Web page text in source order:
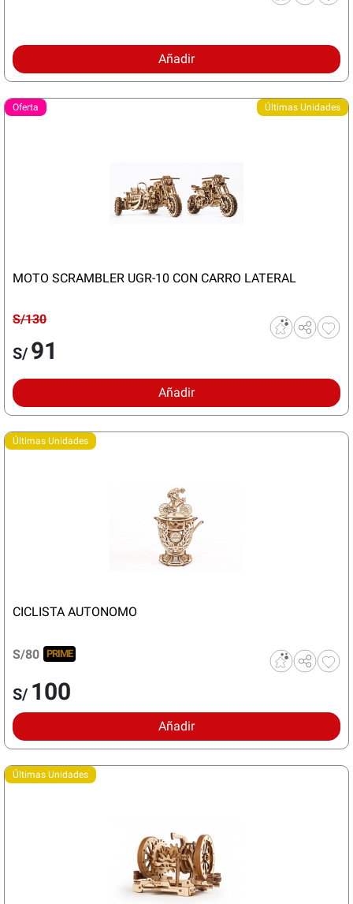
Añadir
Oferta Últimas Unidades
MOTO SCRAMBLER UGR-10 CON CARRO LATERAL
S/130
S/ 91
Añadir
Últimas Unidades
CICLISTA AUTONOMO
S/80 PRIME
S/ 100
Añadir
Últimas Unidades